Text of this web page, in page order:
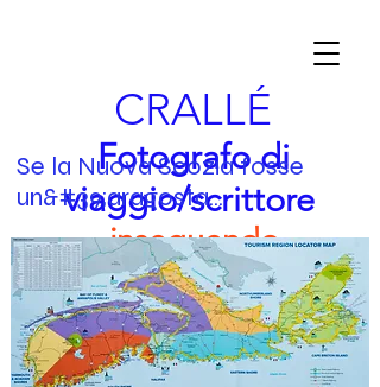
CRALLÉ
Fotografo di
viaggio/scrittore
inseguendo
l&#39;essenza
ionfo@garycralle.com| Immagini e
testo © 2022 Gary Crallé | Tutti i diritti
riservati
Se la Nuova Scozia fosse
un&#39;aragosta...